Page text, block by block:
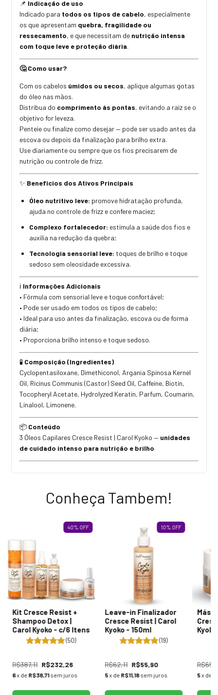
📌 Indicação de uso
Indicado para todos os tipos de cabelo, especialmente
os que apresentam quebra, fragilidade ou
ressecamento, e que necessitam de nutrição intensa
com toque leve e proteção diária.
🤔Como usar?
Com os cabelos úmidos ou secos, aplique algumas gotas
do óleo nas mãos.
Distribua do comprimento às pontas, evitando a raiz se o
objetivo for leveza.
Penteie ou finalize como desejar — pode ser usado antes da
escova ou depois da finalização para brilho extra.
Use diariamente ou sempre que os fios precisarem de
nutrição ou controle de frizz.
✨ Benefícios dos Ativos Principais
Óleo nutritivo leve: promove hidratação profunda,
ajuda no controle de frizz e confere maciez;
Complexo fortalecedor: estimula a saúde dos fios e
auxilia na redução da quebra;
Tecnologia sensorial leve: toques de brilho e toque
sedoso sem oleosidade excessiva.
ℹ️ Informações Adicionais
• Fórmula com sensorial leve e toque confortável;
• Pode ser usado em todos os tipos de cabelo;
• Ideal para uso antes da finalização, escova ou de forma
diária;
• Proporciona brilho intenso e toque sedoso.
🧪 Composição (Ingredientes)
Cyclopentasiloxane, Dimethiconol, Argania Spinosa Kernel
Oil, Ricinus Communis (Castor) Seed Oil, Caffeine, Biotin,
Tocopheryl Acetate, Hydrolyzed Keratin, Parfum, Coumarin,
Linalool, Limonene.
📦 Conteúdo
3 Óleos Capilares Cresce Resist | Carol Kyoko — unidades
de cuidado intenso para nutrição e brilho
Conheça Tambem!
40% OFF
Kit Cresce Resist +
Shampoo Detox |
Carol Kyoko - c/6 Itens
(50)
R$387,11 R$232,26
6x de R$38,71 sem juros
10% OFF
Leave-in Finalizador
Cresce Resist | Carol
Kyoko - 150ml
(19)
R$62,11 R$55,90
5x de R$11,18sem juros 5x de